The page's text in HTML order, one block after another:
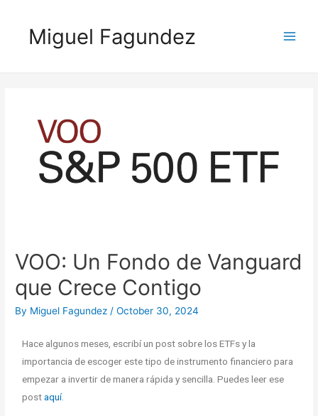
Miguel Fagundez
VOO: Un Fondo de Vanguard
que Crece Contigo
By Miguel Fagundez /October 30, 2024
Hace algunos meses, escribí un post sobre los ETFs y la
importancia de escoger este tipo de instrumento financiero para
empezar a invertir de manera rápida y sencilla. Puedes leer ese
postaquí.